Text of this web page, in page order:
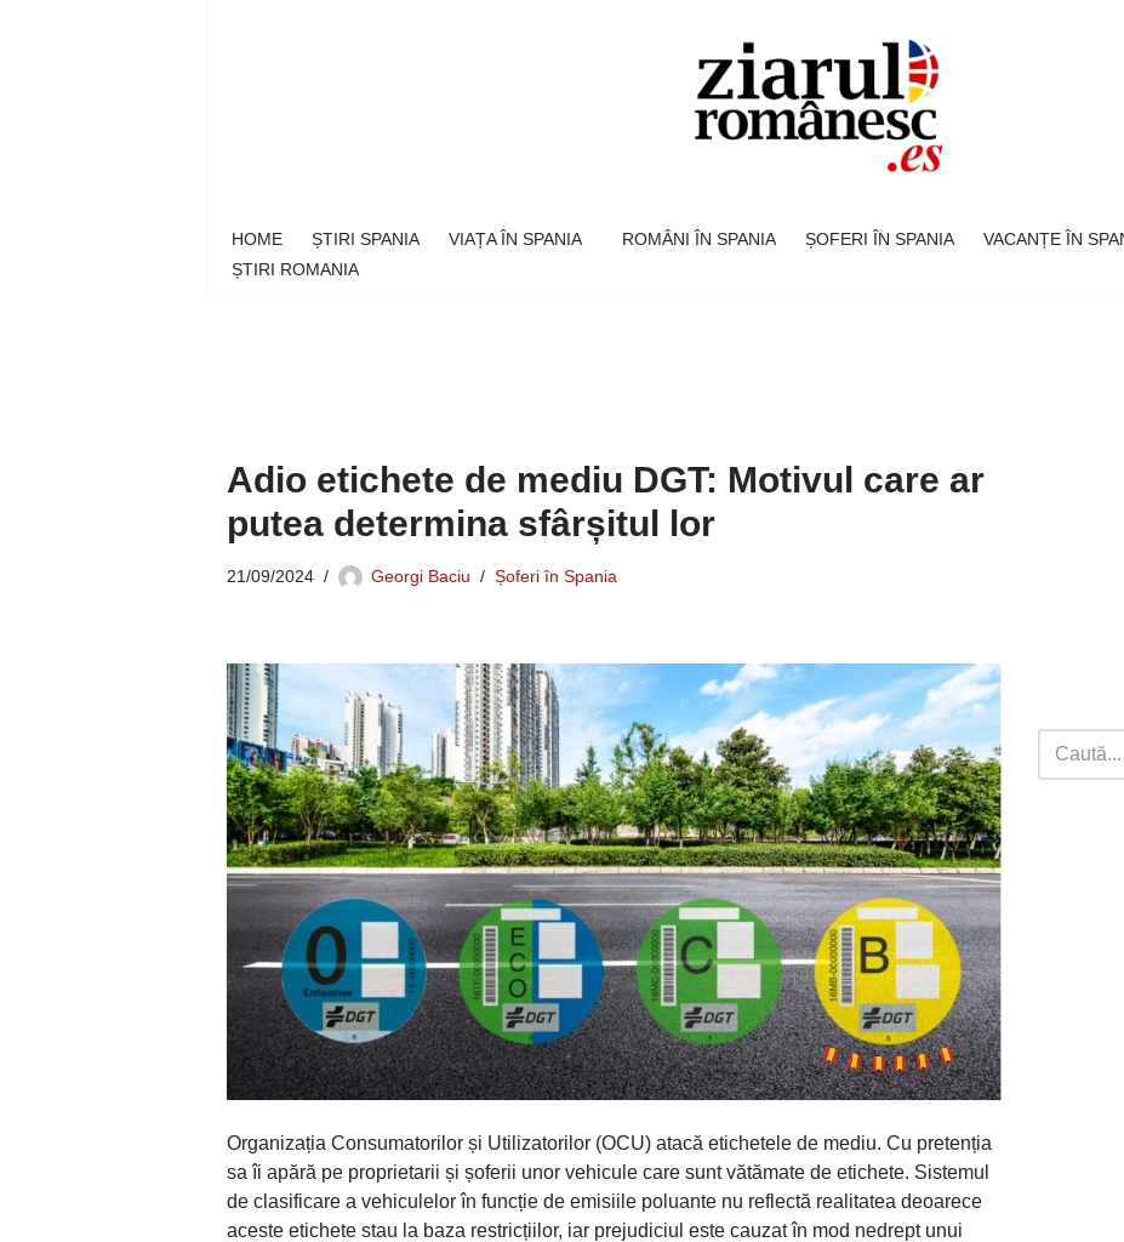
HOME ȘTIRI SPANIA VIAȚA ÎN SPANIA ROMÂNI ÎN SPANIA ȘOFERI ÎN SPANIA VACANȚE ÎN
ȘTIRI ROMANIA
Adio etichete de mediu DGT: Motivul care ar
putea determina sfârșitul lor
21/09/2024 Georgi Baciu Șoferi în Spania
Organizația Consumatorilor și Utilizatorilor (OCU) atacă etichetele de mediu. Cu pretenția
sa îi apără pe proprietarii și șoferii unor vehicule care sunt vătămate de etichete. Sistemul
de clasificare a vehiculelor în funcție de emisiile poluante nu reflectă realitatea deoarece
aceste etichete stau la baza restricțiilor, iar prejudiciul este cauzat în mod nedrept unui